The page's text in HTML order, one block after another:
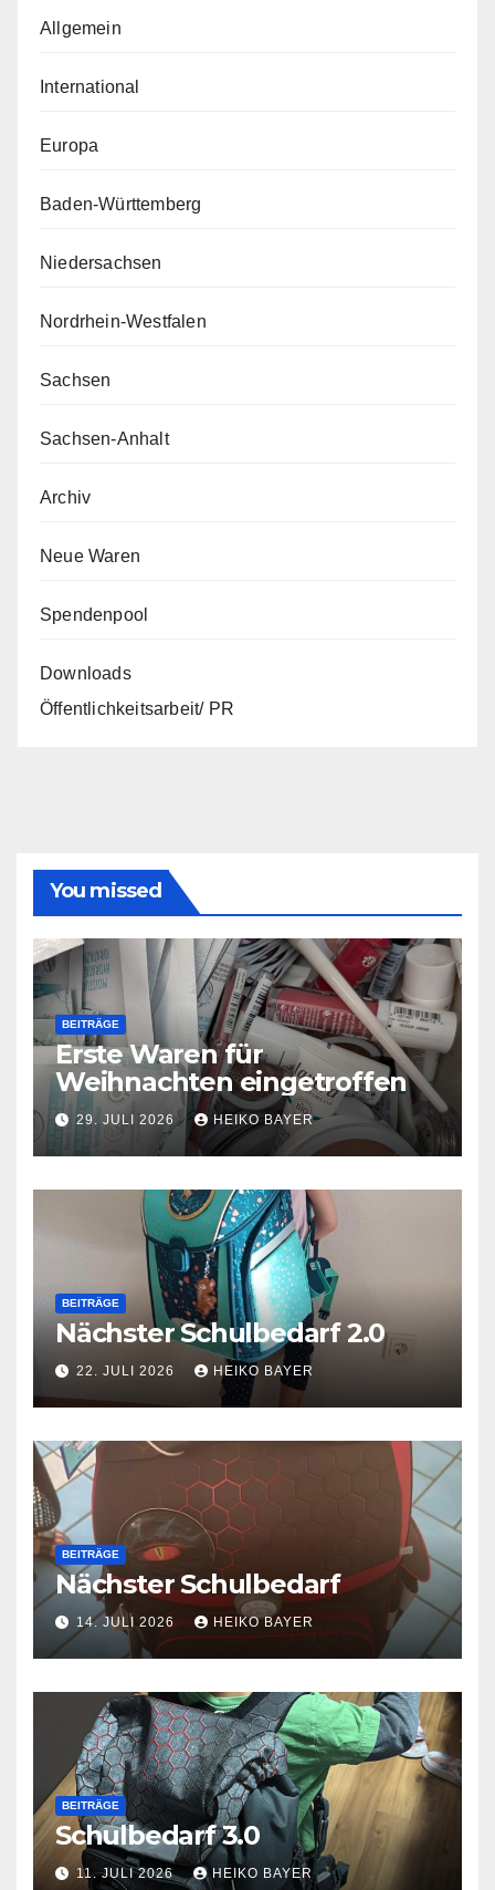
Allgemein
International
Europa
Baden-Württemberg
Niedersachsen
Nordrhein-Westfalen
Sachsen
Sachsen-Anhalt
Archiv
Neue Waren
Spendenpool
Downloads
Öffentlichkeitsarbeit/ PR
You missed
BEITRÄGE
Erste Waren für
Weihnachten eingetroffen
29. JULI 2026 HEIKO BAYER
BEITRÄGE
Nächster Schulbedarf 2.0
22. JULI 2026 HEIKO BAYER
BEITRÄGE
Nächster Schulbedarf
14. JULI 2026 HEIKO BAYER
BEITRÄGE
Schulbedarf 3.0
11. JULI 2026 HEIKO BAYER